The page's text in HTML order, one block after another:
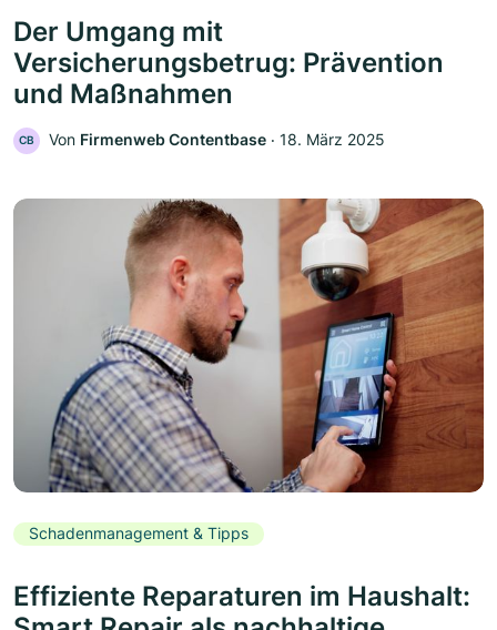
Der Umgang mit
Versicherungsbetrug: Prävention
und Maßnahmen
CB Von Firmenweb Contentbase ‧ 18. März 2025
Schadenmanagement & Tipps
Effiziente Reparaturen im Haushalt: